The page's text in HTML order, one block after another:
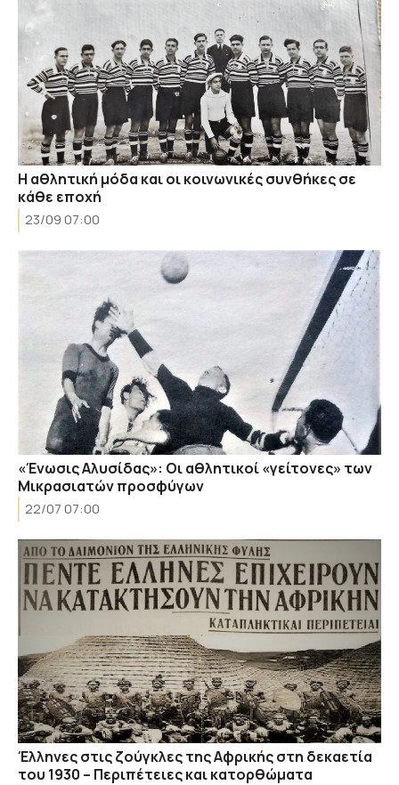
Η αθλητική μόδα και οι κοινωνικές συνθήκες σε
κάθε εποχή
23/09 07:00
«Ένωσις Αλυσίδας»: Οι αθλητικοί «γείτονες» των
Μικρασιατών προσφύγων
22/07 07:00
Έλληνες στις ζούγκλες της Αφρικής στη δεκαετία
του 1930 – Περιπέτειες και κατορθώματα